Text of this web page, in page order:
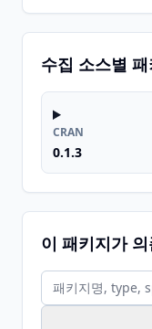
수집 소스별
CRAN
0.1.3
이 패키지가